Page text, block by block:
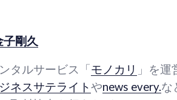
子剛久
タルサービス「モノカリ 」を
ネスサテライトやnews every.な